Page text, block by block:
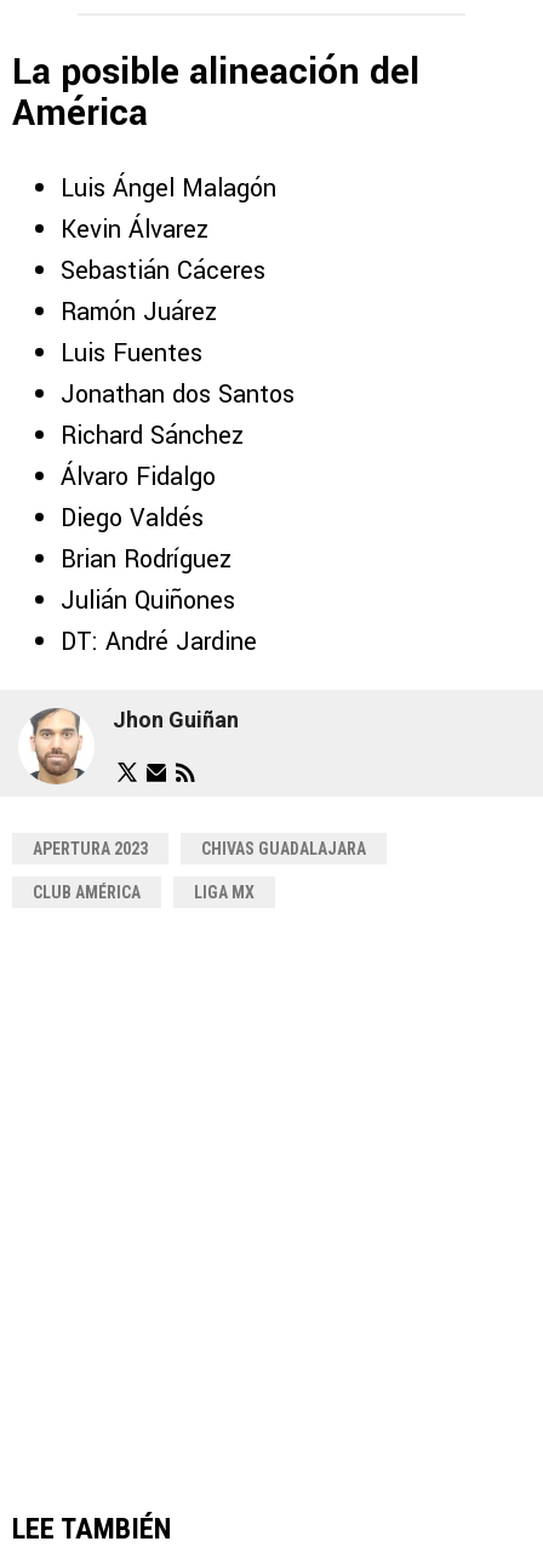
La posible alineación del
América
Luis Ángel Malagón
Kevin Álvarez
Sebastián Cáceres
Ramón Juárez
Luis Fuentes
Jonathan dos Santos
Richard Sánchez
Álvaro Fidalgo
Diego Valdés
Brian Rodríguez
Julián Quiñones
DT: André Jardine
Jhon Guiñan
APERTURA 2023 CHIVAS GUADALAJARA
CLUB AMÉRICA LIGA MX
LEE TAMBIÉN